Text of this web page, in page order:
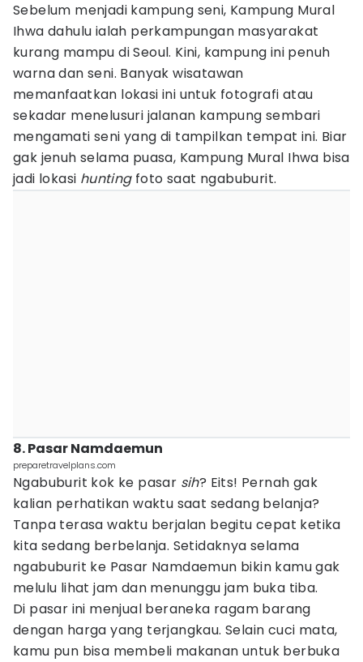
Sebelum menjadi kampung seni, Kampung Mural
Ihwa dahulu ialah perkampungan masyarakat
kurang mampu di Seoul. Kini, kampung ini penuh
warna dan seni. Banyak wisatawan
memanfaatkan lokasi ini untuk fotografi atau
sekadar menelusuri jalanan kampung sembari
mengamati seni yang di tampilkan tempat ini. Biar
gak jenuh selama puasa, Kampung Mural Ihwa bisa
jadi lokasi huntingfoto saat ngabuburit.
8. Pasar Namdaemun
preparetravelplans.com
Ngabuburit kok ke pasar sih? Eits! Pernah gak
kalian perhatikan waktu saat sedang belanja?
Tanpa terasa waktu berjalan begitu cepat ketika
kita sedang berbelanja. Setidaknya selama
ngabuburit ke Pasar Namdaemun bikin kamu gak
melulu lihat jam dan menunggu jam buka tiba.
Di pasar ini menjual beraneka ragam barang
dengan harga yang terjangkau. Selain cuci mata,
kamu pun bisa membeli makanan untuk berbuka